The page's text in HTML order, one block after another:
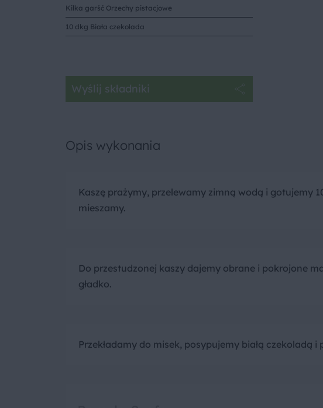
Kilka garść Orzechy pistacjowe
10 dkg Biała czekolada
Wyślij składniki
Opis wykonania
Kaszę prażymy, przelewamy zimną wodą i gotujemy
mieszamy.
Do przestudzonej kaszy dajemy obrane i pokrojone
gładko.
Przekładamy do misek, posypujemy białą czekoladą i